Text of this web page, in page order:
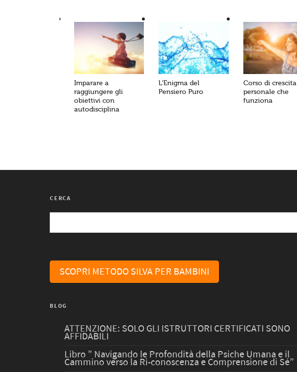
Imparare a
raggiungere gli
obiettivi con
autodisciplina
L’Enigma del
Pensiero Puro
Corso di crescita
personale che
funziona
CERCA
SCOPRI METODO SILVA PER BAMBINI
BLOG
ATTENZIONE: SOLO GLI ISTRUTTORI CERTIFICATI SONO
AFFIDABILI
Libro ” Navigando le Profondità della Psiche Umana e il
Cammino verso la Ri-conoscenza e Comprensione di Sé”